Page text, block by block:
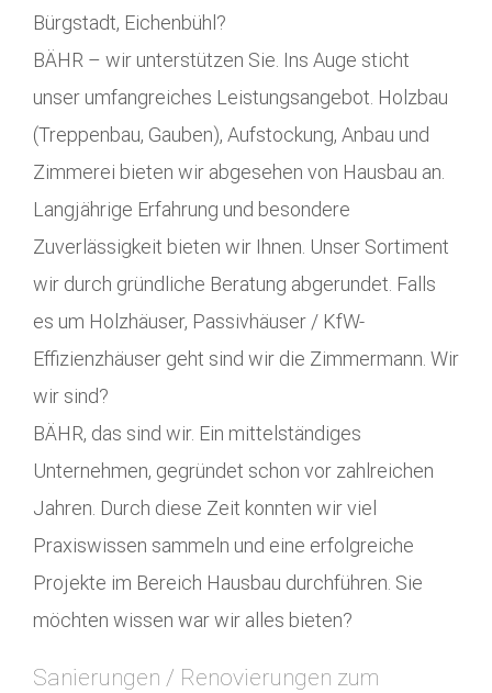
Bürgstadt, Eichenbühl?
BÄHR – wir unterstützen Sie. Ins Auge sticht
unser umfangreiches Leistungsangebot. Holzbau
(Treppenbau, Gauben), Aufstockung, Anbau und
Zimmerei bieten wir abgesehen von Hausbau an.
Langjährige Erfahrung und besondere
Zuverlässigkeit bieten wir Ihnen. Unser Sortiment
wir durch gründliche Beratung abgerundet. Falls
es um Holzhäuser, Passivhäuser / KfW-
Effizienzhäuser geht sind wir die Zimmermann. Wir
wir sind?
BÄHR, das sind wir. Ein mittelständiges
Unternehmen, gegründet schon vor zahlreichen
Jahren. Durch diese Zeit konnten wir viel
Praxiswissen sammeln und eine erfolgreiche
Projekte im Bereich Hausbau durchführen. Sie
möchten wissen war wir alles bieten?
Sanierungen / Renovierungen zum